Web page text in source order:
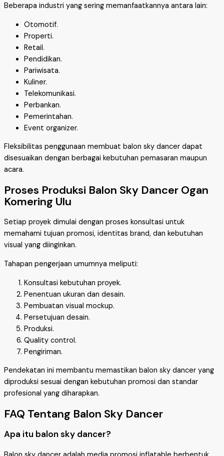
Beberapa industri yang sering memanfaatkannya antara lain:
Otomotif.
Properti.
Retail.
Pendidikan.
Pariwisata.
Kuliner.
Telekomunikasi.
Perbankan.
Pemerintahan.
Event organizer.
Fleksibilitas penggunaan membuat balon sky dancer dapat
disesuaikan dengan berbagai kebutuhan pemasaran maupun
acara.
Proses Produksi Balon Sky Dancer Ogan
Komering Ulu
Setiap proyek dimulai dengan proses konsultasi untuk
memahami tujuan promosi, identitas brand, dan kebutuhan
visual yang diinginkan.
Tahapan pengerjaan umumnya meliputi:
Konsultasi kebutuhan proyek.
Penentuan ukuran dan desain.
Pembuatan visual mockup.
Persetujuan desain.
Produksi.
Quality control.
Pengiriman.
Pendekatan ini membantu memastikan balon sky dancer yang
diproduksi sesuai dengan kebutuhan promosi dan standar
profesional yang diharapkan.
FAQ Tentang Balon Sky Dancer
Apa itu balon sky dancer?